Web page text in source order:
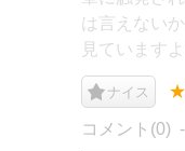
は言えない
見ています
ナイス
コメント(0)